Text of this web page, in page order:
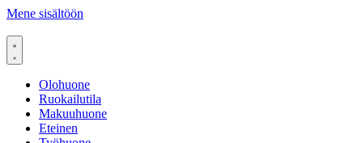
Mene sisältöön
Olohuone
Ruokailutila
Makuuhuone
Eteinen